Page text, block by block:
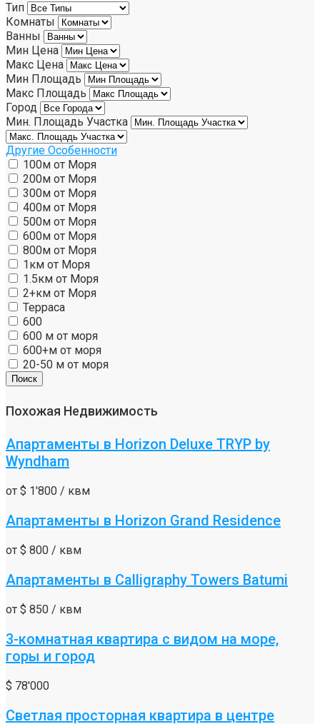
Тип
Комнаты
Ванны
Мин Цена
Макс Цена
Мин Площадь
Макс Площадь
Город
Мин. Площадь Участка
Другие Особенности
100м от Моря
200м от Моря
300м от Моря
400м от Моря
500м от Моря
600м от Моря
800м от Моря
1км от Моря
1.5км от Моря
2+км от Моря
Терраса
600
600 м от моря
600+м от моря
20-50 м от моря
Поиск
Похожая Недвижимость
Апартаменты в Horizon Deluxe TRYP by
Wyndham
от $ 1'800 / квм
Апартаменты в Horizon Grand Residence
от $ 800 / квм
Апартаменты в Calligraphy Towers Batumi
от $ 850 / квм
3-комнатная квартира с видом на море,
горы и город
$ 78'000
Светлая просторная квартира в центре